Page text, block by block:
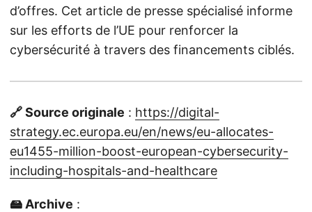
d’offres. Cet article de presse spécialisé informe
sur les efforts de l’UE pour renforcer la
cybersécurité à travers des financements ciblés.
🔗 Source originale : https://digital-
strategy.ec.europa.eu/en/news/eu-allocates-
eu1455-million-boost-european-cybersecurity-
including-hospitals-and-healthcare
🖴 Archive :